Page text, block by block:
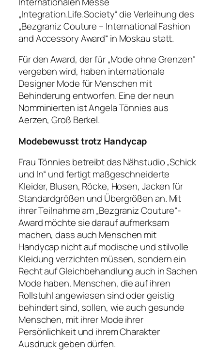
„Integration.Life.Society“ die Verleihung des
„Bezgraniz Couture – International Fashion
and Accessory Award“ in Moskau statt.
Für den Award, der für „Mode ohne Grenzen“
vergeben wird, haben internationale
Designer Mode für Menschen mit
Behinderung entworfen. Eine der neun
Nomminierten ist Angela Tönnies aus
Aerzen, Groß Berkel.
Modebewusst trotz Handycap
Frau Tönnies betreibt das Nähstudio „Schick
und In“ und fertigt maßgeschneiderte
Kleider, Blusen, Röcke, Hosen, Jacken für
Standardgrößen und Übergrößen an. Mit
ihrer Teilnahme am „Bezgraniz Couture“-
Award möchte sie darauf aufmerksam
machen, dass auch Menschen mit
Handycap nicht auf modische und stilvolle
Kleidung verzichten müssen, sondern ein
Recht auf Gleichbehandlung auch in Sachen
Mode haben. Menschen, die auf ihren
Rollstuhl angewiesen sind oder geistig
behindert sind, sollen, wie auch gesunde
Menschen, mit ihrer Mode ihrer
Persönlichkeit und ihrem Charakter
Ausdruck geben dürfen.